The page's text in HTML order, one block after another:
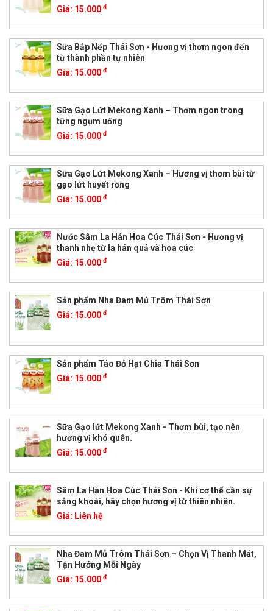
Giá: 15.000 đ
Sữa Bắp Nếp Thái Sơn - Hương vị thơm ngon đến
từ thành phần tự nhiên
Giá: 15.000 đ
Sữa Gạo Lứt Mekong Xanh – Thơm ngon trong
từng ngụm uống
Giá: 15.000 đ
Sữa Gạo Lứt Mekong Xanh – Hương vị thơm bùi từ
gạo lứt huyết rồng
Giá: 15.000 đ
Nước Sâm La Hán Hoa Cúc Thái Sơn - Hương vị
thanh nhẹ từ la hán quả và hoa cúc
Giá: 15.000 đ
Sản phẩm Nha Đam Mủ Trôm Thái Sơn
Giá: 15.000 đ
Sản phẩm Táo Đỏ Hạt Chia Thái Sơn
Giá: 15.000 đ
Sữa Gạo lứt Mekong Xanh - Thơm bùi, tạo nên
hương vị khó quên.
Giá: 15.000 đ
Sâm La Hán Hoa Cúc Thái Sơn - Khi cơ thể cần sự
sảng khoái, hãy chọn hương vị từ thiên nhiên.
Giá: Liên hệ
Nha Đam Mủ Trôm Thái Sơn – Chọn Vị Thanh Mát,
Tận Hưởng Mỗi Ngày
Giá: 15.000 đ